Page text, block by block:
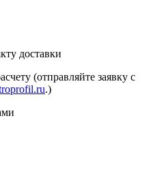
доставки
(отправляйте заявку с
.)